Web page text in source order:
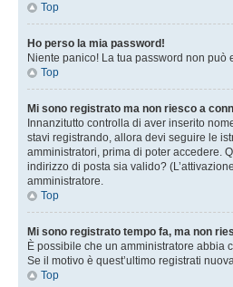
Top
Ho perso la mia password!
Niente panico! La tua password non
Top
Mi sono registrato ma non riesco a
Innanzitutto controlla di aver inserito
stavi registrando, allora devi seguire le
amministratori, prima di poter accedere.
indirizzo di posta sia valido?
amministratore.
Top
Mi sono registrato tempo fa, ma non
È possibile che un amministratore abbia
Se il motivo è quest’ultimo registrati
Top